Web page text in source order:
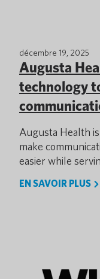
décembre 19, 2025
Augusta
technology
Augusta Health
make
easier while
EN SAVOIR PLUS